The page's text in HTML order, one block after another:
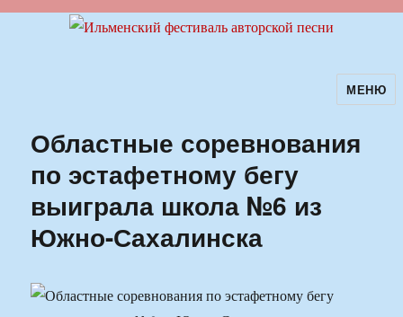
Ильменский фестиваль авторской
песни
МЕНЮ
Областные соревнования
по эстафетному бегу
выиграла школа №6 из
Южно-Сахалинска